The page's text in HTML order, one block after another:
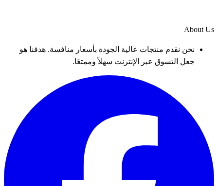
About Us
نحن نقدم منتجات عالية الجودة بأسعار منافسة. هدفنا هو
جعل التسوق عبر الإنترنت سهلاً وممتعًا.